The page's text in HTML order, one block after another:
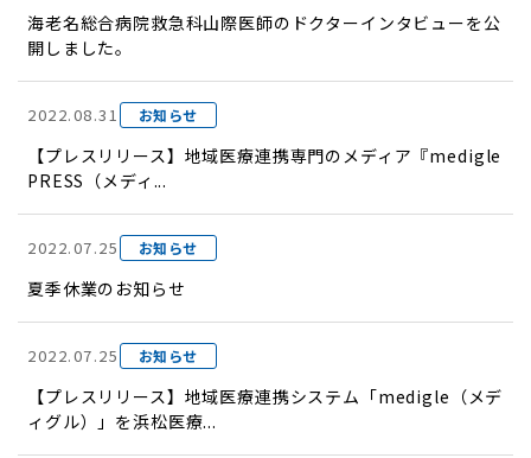
海老名総合病院救急科山際医師のドクターインタビューを公
開しました。
2022.08.31 お知らせ
【プレスリリース】地域医療連携専門のメディア『medigle
PRESS（メディ...
2022.07.25 お知らせ
夏季休業のお知らせ
2022.07.25 お知らせ
【プレスリリース】地域医療連携システム「medigle（メデ
ィグル）」を浜松医療...